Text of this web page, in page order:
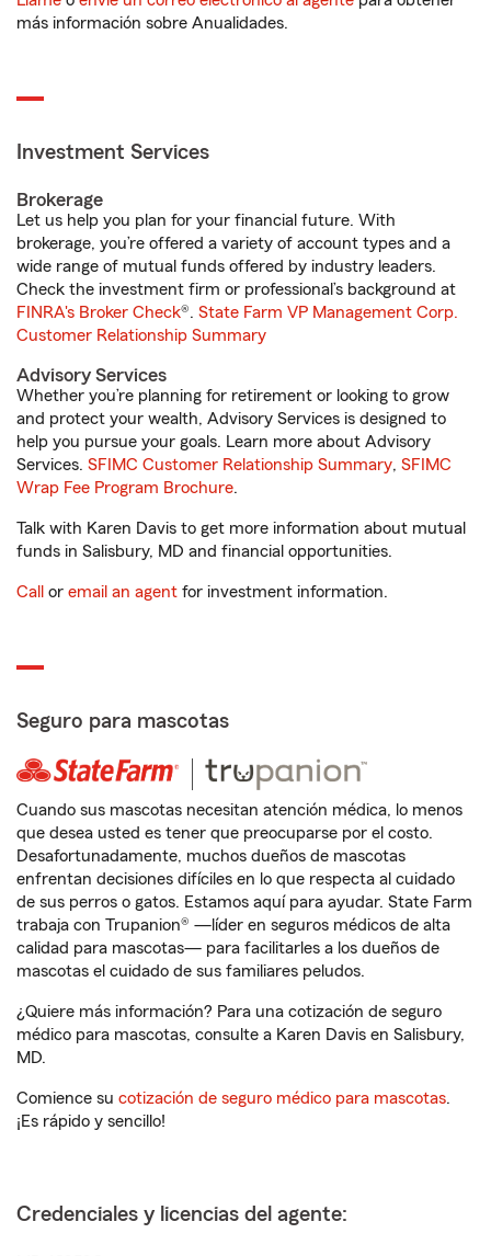
más información sobre Anualidades.
Investment Services
Brokerage
Let us help you plan for your financial future. With
brokerage, you’re offered a variety of account types and a
wide range of mutual funds offered by industry leaders.
Check the investment firm or professional’s background at
FINRA's Broker Check®. State Farm VP Management Corp.
Customer Relationship Summary
Advisory Services
Whether you’re planning for retirement or looking to grow
and protect your wealth, Advisory Services is designed to
help you pursue your goals. Learn more about Advisory
Services. SFIMC Customer Relationship Summary, SFIMC
Wrap Fee Program Brochure.
Talk with Karen Davis to get more information about mutual
funds in Salisbury, MD and financial opportunities.
Call or email an agent for investment information.
Seguro para mascotas
Cuando sus mascotas necesitan atención médica, lo menos
que desea usted es tener que preocuparse por el costo.
Desafortunadamente, muchos dueños de mascotas
enfrentan decisiones difíciles en lo que respecta al cuidado
de sus perros o gatos. Estamos aquí para ayudar. State Farm
trabaja con Trupanion® —líder en seguros médicos de alta
calidad para mascotas— para facilitarles a los dueños de
mascotas el cuidado de sus familiares peludos.
¿Quiere más información? Para una cotización de seguro
médico para mascotas, consulte a Karen Davis en Salisbury,
MD.
Comience su cotización de seguro médico para mascotas.
¡Es rápido y sencillo!
Credenciales y licencias del agente: